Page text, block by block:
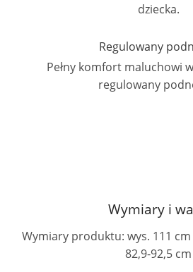
dziecka.
Regulowany
Pełny komfort maluchowi
regulowany
Wymiary i
Wymiary produktu: wys. 111 cm
82,9-92,5 cm